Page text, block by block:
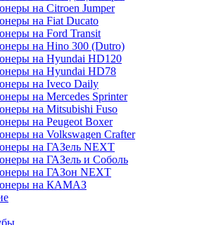
на Citroen Jumper
на Fiat Ducato
на Ford Transit
на Hino 300 (Dutro)
на Hyundai HD120
на Hyundai HD78
на Iveco Daily
на Mercedes Sprinter
на Mitsubishi Fuso
на Peugeot Boxer
на Volkswagen Crafter
на ГАЗель NEXT
на ГАЗель и Соболь
на ГАЗон NEXT
на КАМАЗ